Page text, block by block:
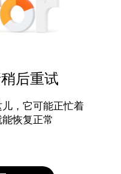
后重试
，它可能正忙着
恢复正常